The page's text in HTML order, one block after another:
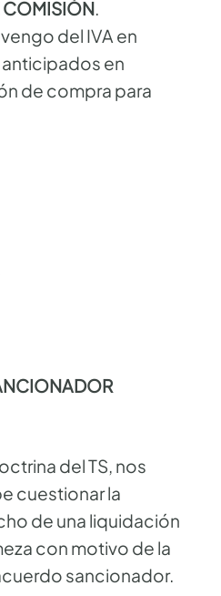
COMISIÓN
del IVA en
en
de compra para
del TS, nos
cuestionar la
de una liquidación
con motivo de la
sancionador.